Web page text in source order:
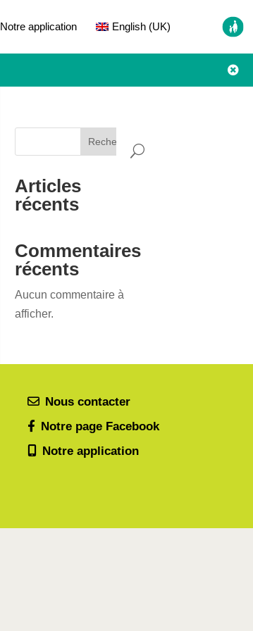
Notre application English (UK)

Rechercher
Articles
récents
Commentaires
récents
Aucun commentaire à
afficher.
Nous contacter
Notre page Facebook
Notre application